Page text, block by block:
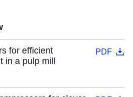
for efficient
a pulp mill
PDF